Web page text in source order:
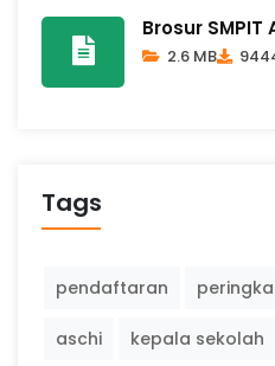
Brosur SMPIT
2.6 MB
Tags
pendaftaran
aschi kepala sekolah